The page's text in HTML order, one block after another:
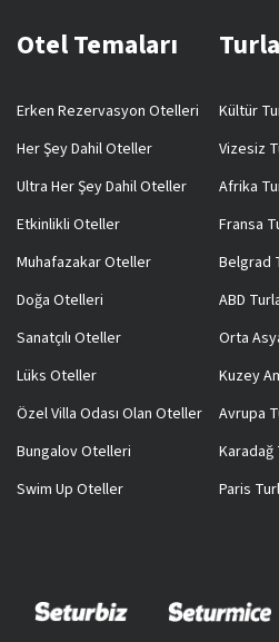
Otel Temaları
Erken Rezervasyon Otelleri
Her Şey Dahil Oteller
Ultra Her Şey Dahil Oteller
Etkinlikli Oteller
Muhafazakar Oteller
Doğa Otelleri
Sanatçılı Oteller
Lüks Oteller
Özel Villa Odası Olan Oteller
Bungalov Otelleri
Swim Up Oteller
Kültür
Vizesiz
Afrika
Fransa
Belgrad
ABD
Orta
Kuzey
Avrupa
Karadağ
Paris